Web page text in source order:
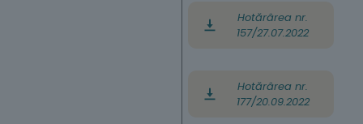
Hotărârea nr.
157/27.07.2022
Hotărârea nr.
177/20.09.2022